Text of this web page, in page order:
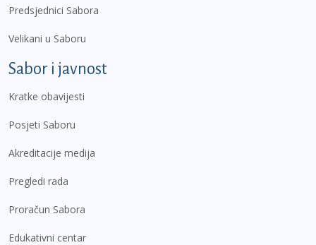
Predsjednici Sabora
Velikani u Saboru
Sabor i javnost
Kratke obavijesti
Posjeti Saboru
Akreditacije medija
Pregledi rada
Proračun Sabora
Edukativni centar